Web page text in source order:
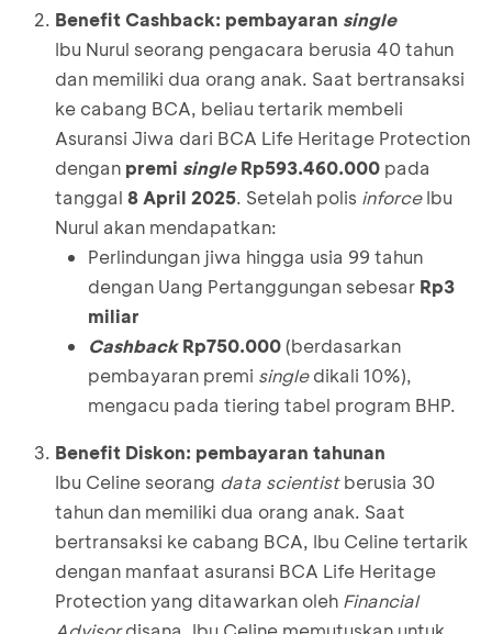
Benefit Cashback: pembayaran single
Ibu Nurul seorang pengacara berusia 40 tahun
dan memiliki dua orang anak. Saat bertransaksi
ke cabang BCA, beliau tertarik membeli
Asuransi Jiwa dari BCA Life Heritage Protection
dengan premi singleRp593.460.000 pada
tanggal 8 April 2025. Setelah polis inforceIbu
Nurul akan mendapatkan:
Perlindungan jiwa hingga usia 99 tahun
dengan Uang Pertanggungan sebesar Rp3
miliar
CashbackRp750.000(berdasarkan
pembayaran premi singledikali 10%),
mengacu pada tiering tabel program BHP.
Benefit Diskon: pembayaran tahunan
Ibu Celine seorang data scientistberusia 30
tahun dan memiliki dua orang anak. Saat
bertransaksi ke cabang BCA, Ibu Celine tertarik
dengan manfaat asuransi BCA Life Heritage
Protection yang ditawarkan oleh Financial